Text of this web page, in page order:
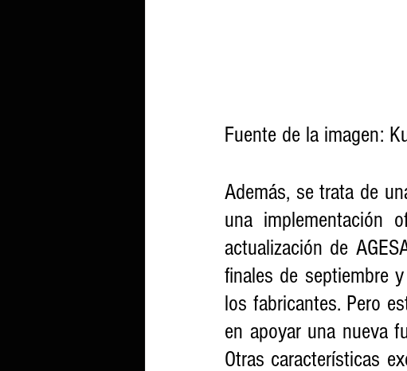
Fuente de la imagen:
Además, se trata de
una implementación
actualización de
finales de septiembre
los fabricantes. Pero
en apoyar una nueva
Otras características